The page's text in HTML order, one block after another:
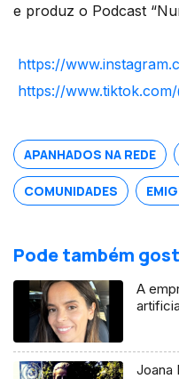
e produz o Podcast
https://
https://www.tiktok.com/
APANHADOS NA REDE
COMUNIDADES
Pode também
A
Joana